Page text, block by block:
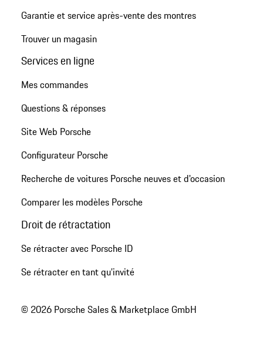
Garantie et service après-vente des montres
Trouver un magasin
Services en ligne
Mes commandes
Questions & réponses
Site Web Porsche
Configurateur Porsche
Recherche de voitures Porsche neuves et d'occasion
Comparer les modèles Porsche
Droit de rétractation
Se rétracter avec Porsche ID
Se rétracter en tant qu’invité
© 2026 Porsche Sales & Marketplace GmbH